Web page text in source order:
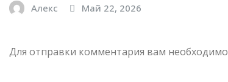
Алекс Май 22, 2026
Для отправки комментария вам необходимо